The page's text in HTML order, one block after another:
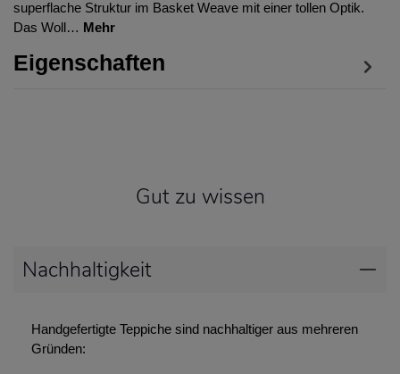
superflache Struktur im Basket Weave mit einer tollen Optik.
Das Woll… Mehr
Eigenschaften
Gut zu wissen
Nachhaltigkeit
Handgefertigte Teppiche sind nachhaltiger aus mehreren
Gründen: